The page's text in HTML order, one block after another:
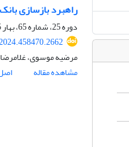
راهبرد بازسازی
دوره 25، شماره 65، بهار 1405، صفحه
مرضیه موسوی، غلامرضا
مشاهده مقاله